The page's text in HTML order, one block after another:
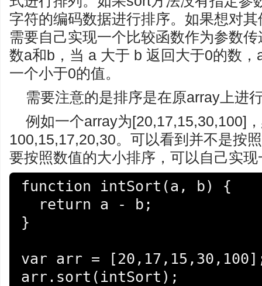
字符的编码数据进行排序。如果想对
需要自己实现一个比较函数作为参数
数a和b，当 a 大于 b 返回大于0的数
一个小于0的值。
需要注意的是排序是在原array上进
例如一个array为[20,17,15,30,100]
100,15,17,20,30。可以看到并不是按
要按照数值的大小排序，可以自己实
function intSort(a, b) {
}
var arr =
arr.sort(intSort);